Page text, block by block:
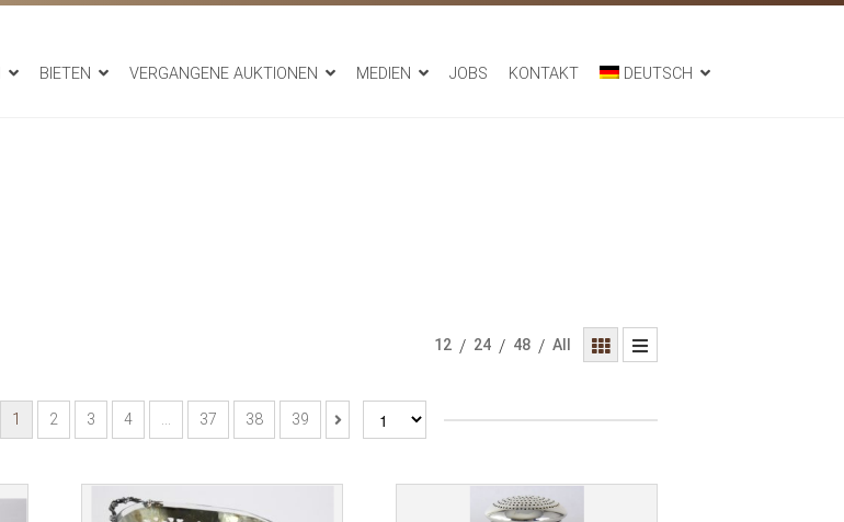
BIETEN VERGANGENE AUKTIONEN MEDIEN JOBS KONTAKT DEUTSCH
12 / 24 / 48 / All
1 2 3 4 … 37 38 39